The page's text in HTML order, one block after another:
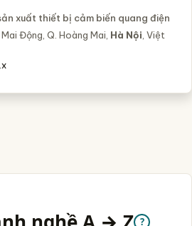
xuất thiết bị cảm biến quang điện
Động, Q. Hoàng Mai, Hà Nội , Việt
?